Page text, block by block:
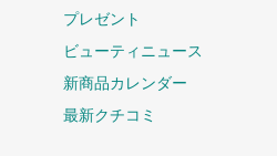
プレゼント
ビューティニュース
新商品カレンダー
最新クチコミ